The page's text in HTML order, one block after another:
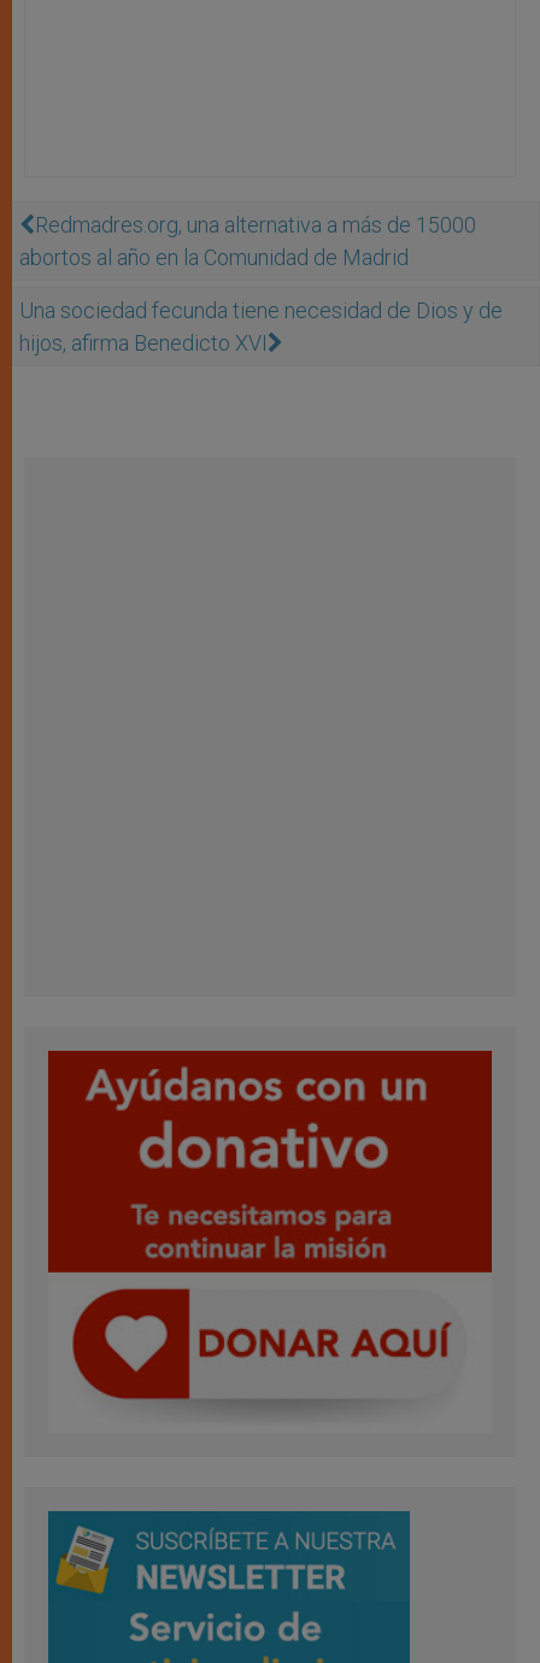
Redmadres.org, una alternativa a más de 15000
abortos al año en la Comunidad de Madrid
Una sociedad fecunda tiene necesidad de Dios y de
hijos, afirma Benedicto XVI